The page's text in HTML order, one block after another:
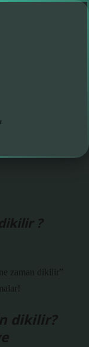
?
zaman dikilir”
dikilir?